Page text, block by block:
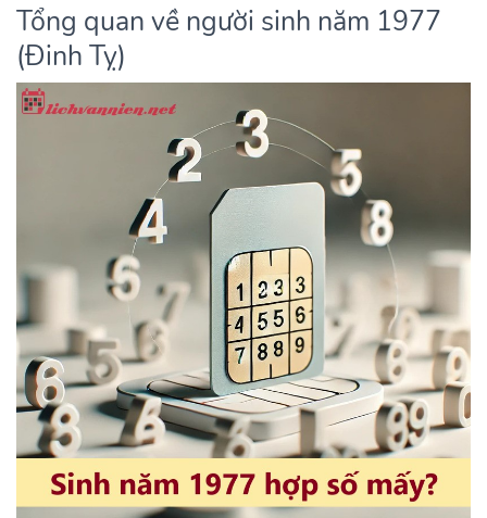
Tổng quan về người sinh năm 1977
(Đinh Tỵ)